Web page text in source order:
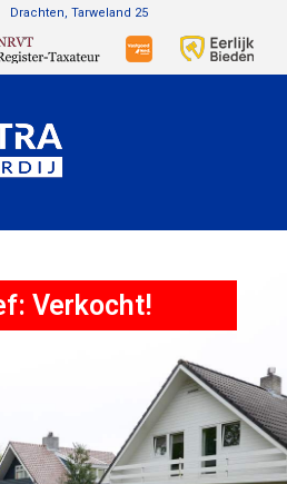
Drachten, Tarweland 25
Verkocht!